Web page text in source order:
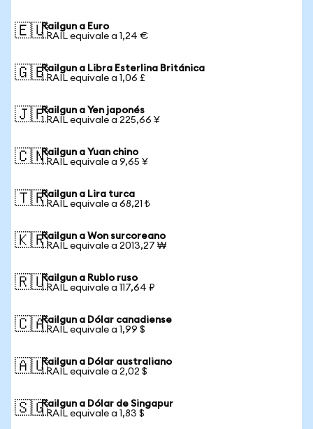
🇪🇺Railgun a Euro
1 RAIL equivale a 1,24 €
🇬🇧Railgun a Libra Esterlina Británica
1 RAIL equivale a 1,06 £
🇯🇵Railgun a Yen japonés
1 RAIL equivale a 225,66 ¥
🇨🇳Railgun a Yuan chino
1 RAIL equivale a 9,65 ¥
🇹🇷Railgun a Lira turca
1 RAIL equivale a 68,21 ₺
🇰🇷Railgun a Won surcoreano
1 RAIL equivale a 2013,27 ₩
🇷🇺Railgun a Rublo ruso
1 RAIL equivale a 117,64 ₽
🇨🇦Railgun a Dólar canadiense
1 RAIL equivale a 1,99 $
🇦🇺Railgun a Dólar australiano
1 RAIL equivale a 2,02 $
🇸🇬Railgun a Dólar de Singapur
1 RAIL equivale a 1,83 $